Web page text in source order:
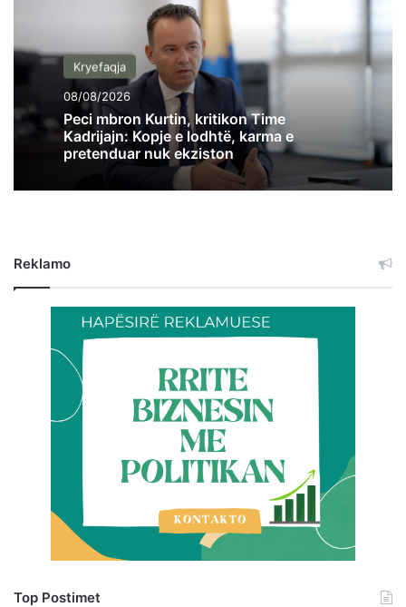
Kryefaqja
08/08/2026
Peci mbron Kurtin, kritikon Time
Kadrijajn: Kopje e lodhtë, karma e
pretenduar nuk ekziston
Reklamo
Top Postimet